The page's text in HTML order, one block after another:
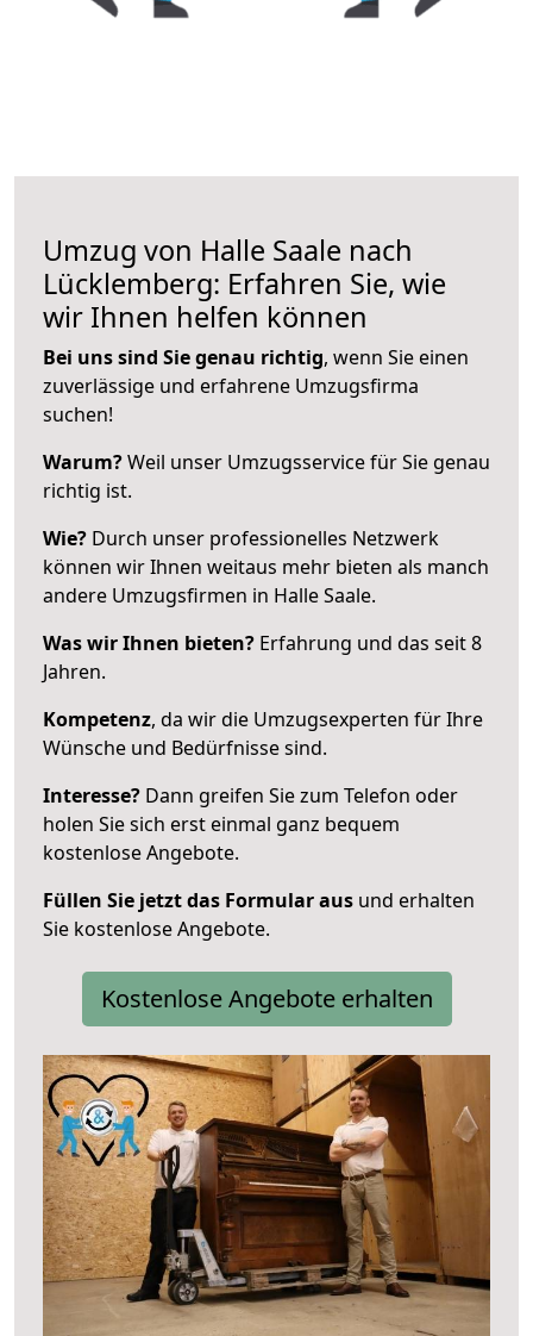
Umzug von Halle Saale nach
Lücklemberg: Erfahren Sie, wie
wir Ihnen helfen können
Bei uns sind Sie genau richtig, wenn Sie einen
zuverlässige und erfahrene Umzugsfirma
suchen!
Warum?Weil unser Umzugsservice für Sie genau
richtig ist.
Wie? Durch unser professionelles Netzwerk
können wir Ihnen weitaus mehr bieten als manch
andere Umzugsfirmen in Halle Saale.
Was wir Ihnen bieten? Erfahrung und das seit 8
Jahren.
Kompetenz, da wir die Umzugsexperten für Ihre
Wünsche und Bedürfnisse sind.
Interesse? Dann greifen Sie zum Telefon oder
holen Sie sich erst einmal ganz bequem
kostenlose Angebote.
Füllen Sie jetzt das Formular aus und erhalten
Sie kostenlose Angebote.
Kostenlose Angebote erhalten